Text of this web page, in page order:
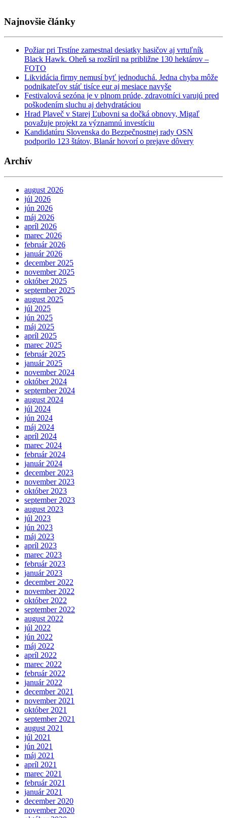
Najnovšie články
Požiar pri Trstíne zamestnal desiatky hasičov aj vrtuľník
Black Hawk. Oheň sa rozšíril na približne 130 hektárov –
FOTO
Likvidácia firmy nemusí byť jednoduchá. Jedna chyba môže
podnikateľov stáť tisíce eur aj mesiace navyše
Festivalová sezóna je v plnom prúde, zdravotníci varujú pred
poškodením sluchu aj dehydratáciou
Hrad Plaveč v Starej Ľubovni sa dočká obnovy, Migaľ
považuje projekt za významnú investíciu
Kandidatúru Slovenska do Bezpečnostnej rady OSN
podporilo 123 štátov, Blanár hovorí o prejave dôvery
Archív
august 2026
júl 2026
jún 2026
máj 2026
apríl 2026
marec 2026
február 2026
január 2026
december 2025
november 2025
október 2025
september 2025
august 2025
júl 2025
jún 2025
máj 2025
apríl 2025
marec 2025
február 2025
január 2025
november 2024
október 2024
september 2024
august 2024
júl 2024
jún 2024
máj 2024
apríl 2024
marec 2024
február 2024
január 2024
december 2023
november 2023
október 2023
september 2023
august 2023
júl 2023
jún 2023
máj 2023
apríl 2023
marec 2023
február 2023
január 2023
december 2022
november 2022
október 2022
september 2022
august 2022
júl 2022
jún 2022
máj 2022
apríl 2022
marec 2022
február 2022
január 2022
december 2021
november 2021
október 2021
september 2021
august 2021
júl 2021
jún 2021
máj 2021
apríl 2021
marec 2021
február 2021
január 2021
december 2020
november 2020